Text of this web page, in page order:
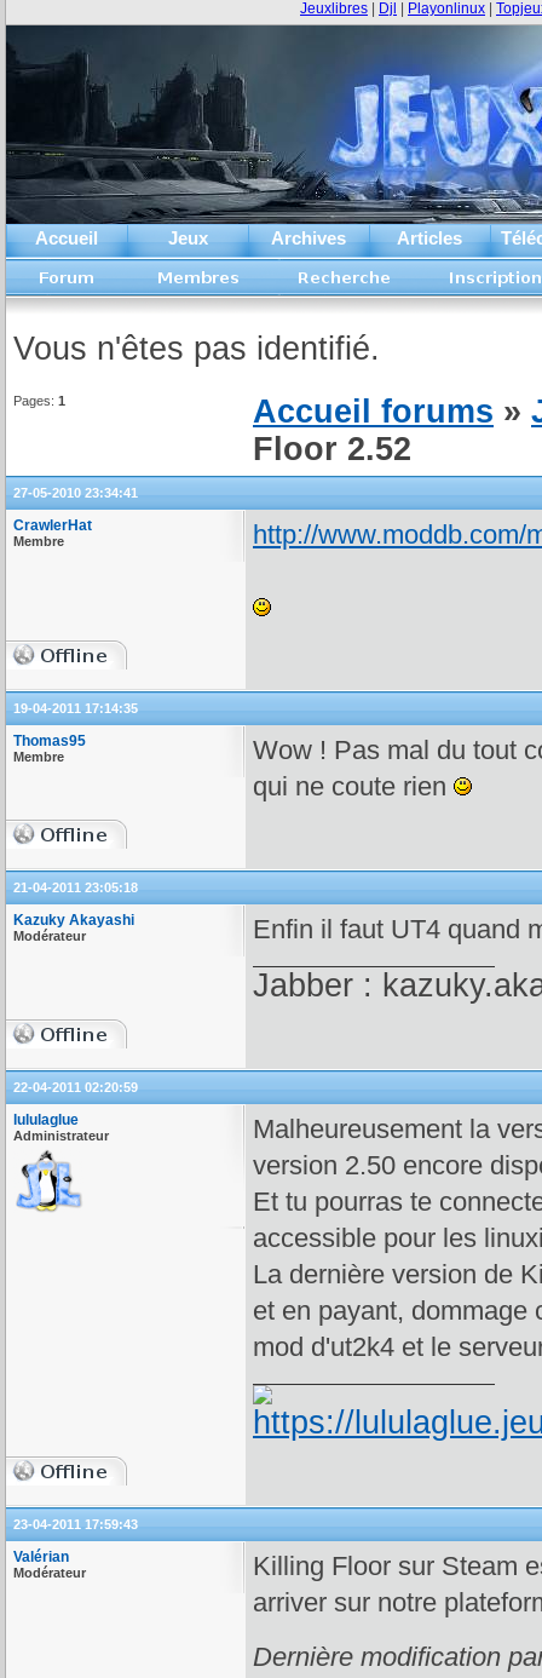
Accueil Jeux Archives Articles
Jeuxlibres Djl Playonlinux
Vous n'êtes pas identifié.
Pages: 1 Accueil forums »
Floor 2.52
27-05-2010 23:34:41
CrawlerHat
Membre http://
19-04-2011 17:14:35
Thomas95
Membre
Wow ! Pas mal du tout
qui ne coute rien
21-04-2011 23:05:18
Kazuky Akayashi
Modérateur Enfin il faut UT4 quand
Jabber :
22-04-2011 02:20:59
lululaglue
Administrateur
Malheureusement la
version 2.50 encore
Et tu pourras te
accessible pour les
La dernière version de
et en payant,
mod d'ut2k4 et le
23-04-2011 17:59:43
Valérian
Modérateur
Killing Floor sur Steam
arriver sur notre
Dernière modification